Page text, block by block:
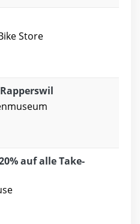
Store
auf alle Take-